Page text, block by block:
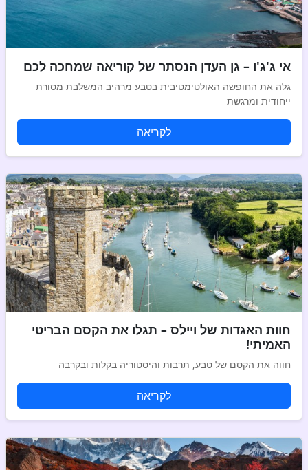
אי ג'ג'ו – גן העדן הנסתר של קוריאה שמחכה לכם
גלה את החופשה האולטימטיבית בטבע מרהיב המשלבת מסורת
ייחודית ומרגשת
לקריאה
חוות האגדות של ויילס – תגלו את הקסם הבריטי
האמיתי!
חווה את הקסם של טבע, תרבות והיסטוריה בקלות ובקרבה
לקריאה